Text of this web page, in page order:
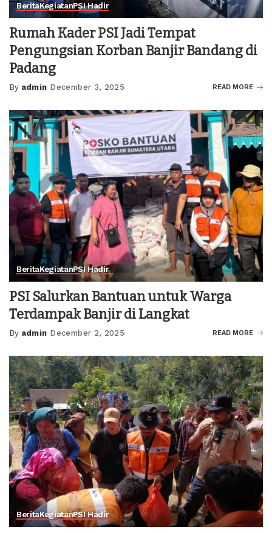
BeritaKegiatanPSI Hadir
Rumah Kader PSI Jadi Tempat
Pengungsian Korban Banjir Bandang di
Padang
Posted
By admin December 3, 2025 READ MORE
BeritaKegiatanPSI Hadir
PSI Salurkan Bantuan untuk Warga
Terdampak Banjir di Langkat
Posted
By admin December 2, 2025 READ MORE
BeritaKegiatanPSI Hadir